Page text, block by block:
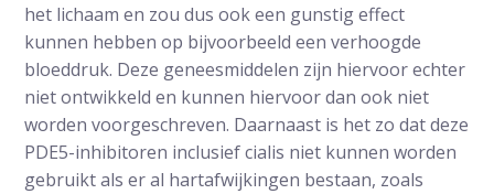
het lichaam en zou dus ook een gunstig effect
kunnen hebben op bijvoorbeeld een verhoogde
bloeddruk. Deze geneesmiddelen zijn hiervoor echter
niet ontwikkeld en kunnen hiervoor dan ook niet
worden voorgeschreven. Daarnaast is het zo dat deze
PDE5-inhibitoren inclusief cialis niet kunnen worden
gebruikt als er al hartafwijkingen bestaan, zoals